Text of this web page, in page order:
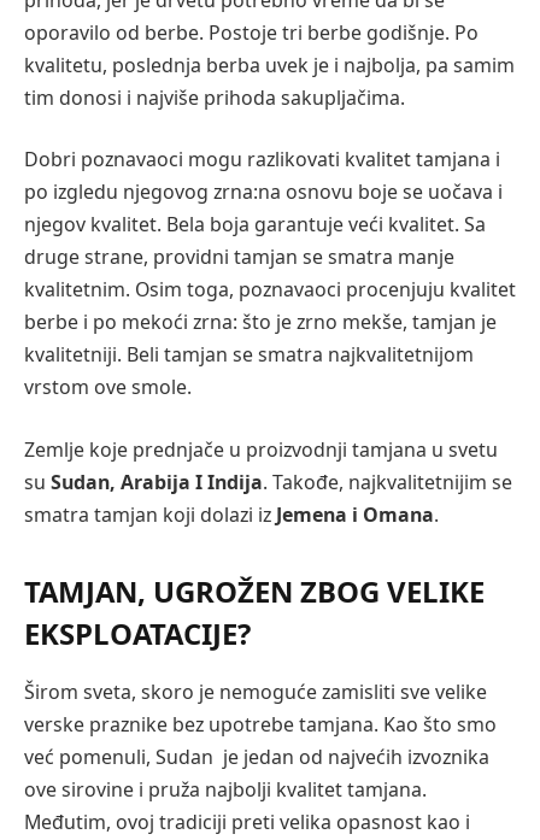
oporavilo od berbe. Postoje tri berbe godišnje. Po
kvalitetu, poslednja berba uvek je i najbolja, pa samim
tim donosi i najviše prihoda sakupljačima.
Dobri poznavaoci mogu razlikovati kvalitet tamjana i
po izgledu njegovog zrna:na osnovu boje se uočava i
njegov kvalitet. Bela boja garantuje veći kvalitet. Sa
druge strane, providni tamjan se smatra manje
kvalitetnim. Osim toga, poznavaoci procenjuju kvalitet
berbe i po mekoći zrna: što je zrno mekše, tamjan je
kvalitetniji. Beli tamjan se smatra najkvalitetnijom
vrstom ove smole.
Zemlje koje prednjače u proizvodnji tamjana u svetu
su Sudan, Arabija I Indija. Takođe, najkvalitetnijim se
smatra tamjan koji dolazi iz Jemena i Omana.
TAMJAN, UGROŽEN ZBOG VELIKE
EKSPLOATACIJE?
Širom sveta, skoro je nemoguće zamisliti sve velike
verske praznike bez upotrebe tamjana. Kao što smo
već pomenuli, Sudan je jedan od najvećih izvoznika
ove sirovine i pruža najbolji kvalitet tamjana.
Međutim, ovoj tradiciji preti velika opasnost kao i